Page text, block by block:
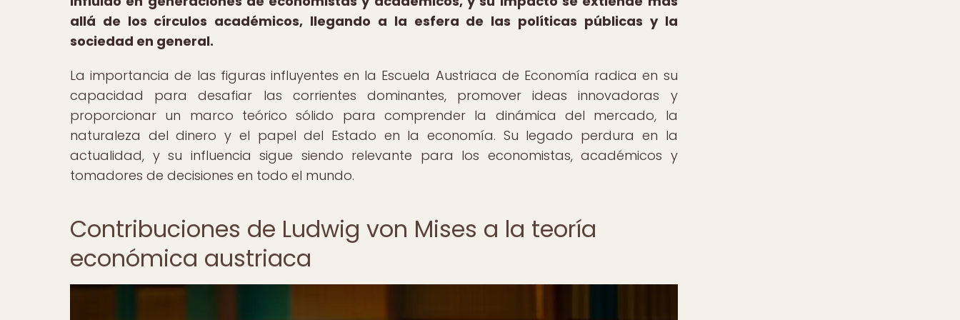
allá de los círculos académicos, llegando a la esfera de las políticas públicas y la
sociedad en general.
La importancia de las figuras influyentes en la Escuela Austriaca de Economía radica en su
capacidad para desafiar las corrientes dominantes, promover ideas innovadoras y
proporcionar un marco teórico sólido para comprender la dinámica del mercado, la
naturaleza del dinero y el papel del Estado en la economía. Su legado perdura en la
actualidad, y su influencia sigue siendo relevante para los economistas, académicos y
tomadores de decisiones en todo el mundo.
Contribuciones de Ludwig von Mises a la teoría
económica austriaca